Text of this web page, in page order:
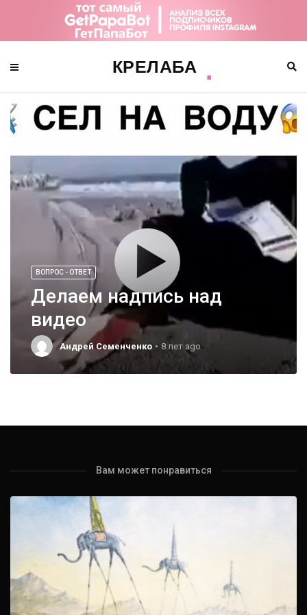
ВОПРОС - ОТВЕТ
Делаем надпись над
видео
Андрей Семенченко 8 лет ago
Вам может понравиться